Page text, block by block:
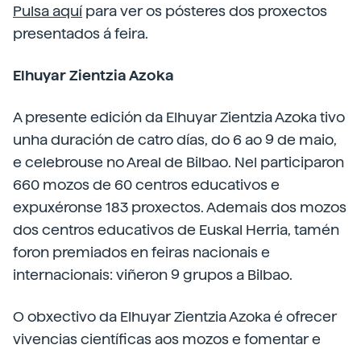
Pulsa aquí para ver os pósteres dos proxectos
presentados á feira.
Elhuyar Zientzia Azoka
A presente edición da Elhuyar Zientzia Azoka tivo
unha duración de catro días, do 6 ao 9 de maio,
e celebrouse no Areal de Bilbao. Nel participaron
660 mozos de 60 centros educativos e
expuxéronse 183 proxectos. Ademais dos mozos
dos centros educativos de Euskal Herria, tamén
foron premiados en feiras nacionais e
internacionais: viñeron 9 grupos a Bilbao.
O obxectivo da Elhuyar Zientzia Azoka é ofrecer
vivencias científicas aos mozos e fomentar e